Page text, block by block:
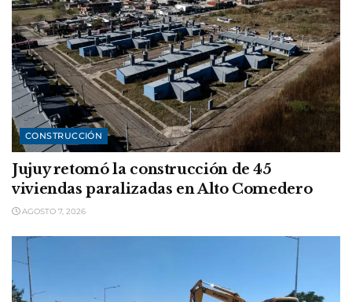
CONSTRUCCIÓN
Jujuy retomó la construcción de 45
viviendas paralizadas en Alto Comedero
AGOSTO 7, 2026